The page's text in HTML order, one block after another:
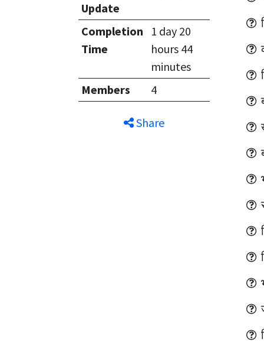
Update
Completion
Time
1 day 20
hours 44
minutes
Members
4
Share